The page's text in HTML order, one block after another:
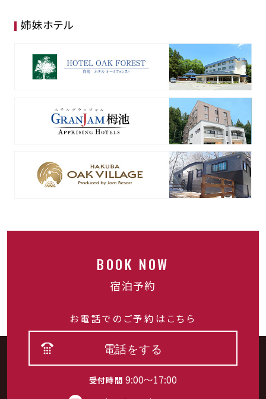
栂池高原スキー場
ゲレンデまで徒歩1分
国内でも最大級のゲレンデ面積を誇る、なだらか
で幅の広い斜面がファミリーに人気のアットホー
ムなスキー場です。
白馬乗鞍温泉スキー場
ゲレンデまでお車で約5分
ファミリーに人気なゲレンデです。本格的なモーグ
ルコースや最近では設置ゲレンデも少ないハーフ
姉妹ホテル
BOOK NOW
宿泊予約
お電話でのご予約はこちら
電話をする
受付時間 9:00～17:00